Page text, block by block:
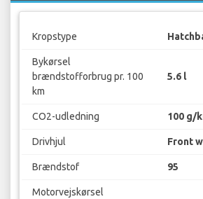
Kropstype
Bykørsel
brændstofforbrug pr. 100
km
5.6 l
CO2-udledning 100 g/
Drivhjul Front
Brændstof 95
Motorvejskørsel